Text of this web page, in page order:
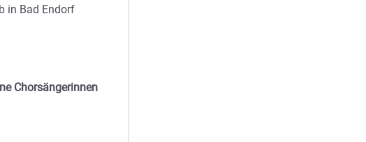
in Bad Endorf
Chorsängerinnen